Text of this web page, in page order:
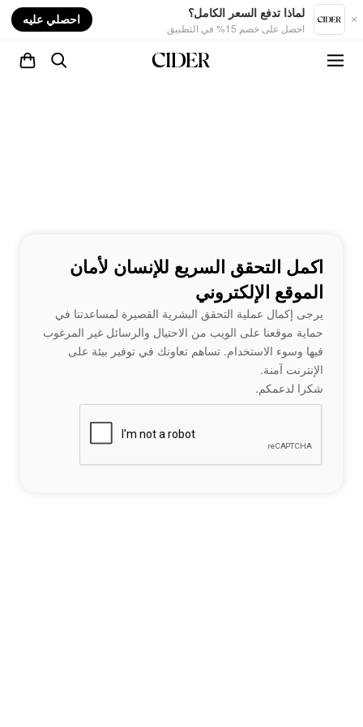
لماذا تدفع السعر الكامل؟
احصل على خصم 15% في التطبيق
احصلي عليه
اكمل التحقق السريع للإنسان لأمان
الموقع الإلكتروني
يرجى إكمال عملية التحقق البشرية القصيرة لمساعدتنا في
حماية موقعنا على الويب من الاحتيال والرسائل غير المرغوب
فيها وسوء الاستخدام. تساهم تعاونك في توفير بيئة على
الإنترنت آمنة.
شكرا لدعمكم.